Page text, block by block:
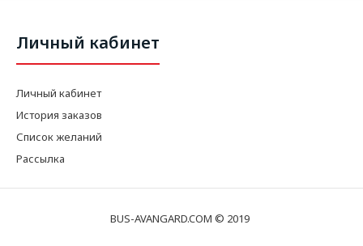
Личный кабинет
Личный кабинет
История заказов
Список желаний
Рассылка
BUS-AVANGARD.COM © 2019